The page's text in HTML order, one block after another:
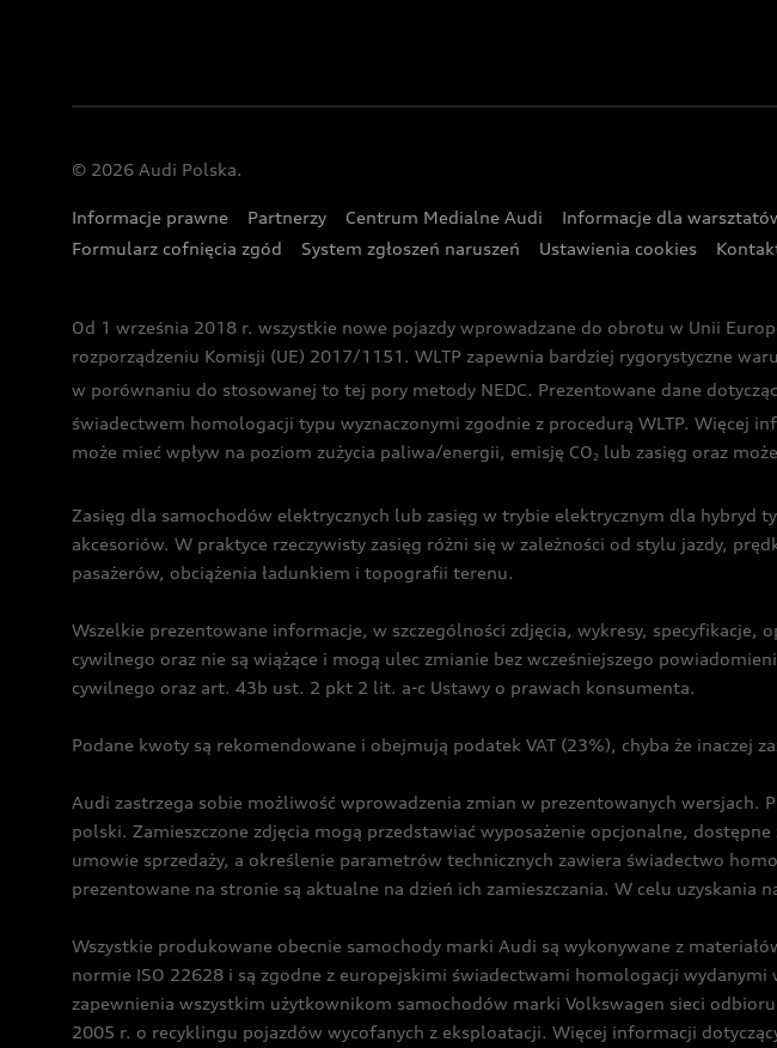
© 2026 Audi Polska.
Informacje prawne Partnerzy Centrum Medialne Audi Informacje dla
Formularz cofnięcia zgód
System zgłoszeń naruszeń Ustawienia cookies
Od 1 września 2018 r. wszystkie nowe pojazdy wprowadzane do obrotu w Unii
rozporządzeniu Komisji (UE) 2017/1151. WLTP zapewnia bardziej rygorystyczne
w porównaniu do stosowanej to tej pory metody NEDC. Prezentowane dane
świadectwem homologacji typu wyznaczonymi zgodnie z procedurą WLTP. Więcej
może mieć wpływ na poziom zużycia paliwa/energii, emisję CO2 lub zasięg oraz
Zasięg dla samochodów elektrycznych lub zasięg w trybie elektrycznym dla hybryd
akcesoriów. W praktyce rzeczywisty zasięg różni się w zależności od stylu jazdy,
pasażerów, obciążenia ładunkiem i topografii terenu.
Wszelkie prezentowane informacje, w szczególności zdjęcia, wykresy,
cywilnego oraz nie są wiążące i mogą ulec zmianie bez wcześniejszego
cywilnego oraz art. 43b ust. 2 pkt 2 lit. a-c Ustawy o prawach konsumenta.
Podane kwoty są rekomendowane i obejmują podatek VAT (23%), chyba że inaczej
Audi zastrzega sobie możliwość wprowadzenia zmian w prezentowanych
polski. Zamieszczone zdjęcia mogą przedstawiać wyposażenie opcjonalne,
umowie sprzedaży, a określenie parametrów technicznych zawiera świadectwo
prezentowane na stronie są aktualne na dzień ich zamieszczania. W celu
Wszystkie produkowane obecnie samochody marki Audi są wykonywane z
normie ISO 22628 i są zgodne z europejskimi świadectwami homologacji
zapewnienia wszystkim użytkownikom samochodów marki Volkswagen sieci
2005 r. o recyklingu pojazdów wycofanych z eksploatacji. Więcej informacji